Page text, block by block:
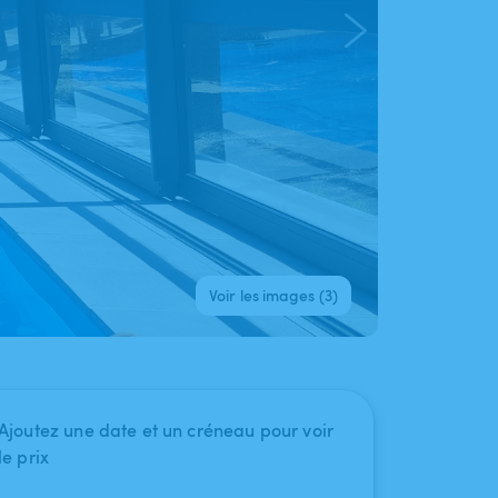
Voir les images (3)
une date et un créneau pour voir
prix